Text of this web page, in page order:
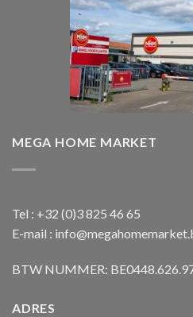
MEGA HOME MARKET
Tel : +32 (0)3 825 46 65
E-mail :
BTW NUMMER:
ADRES